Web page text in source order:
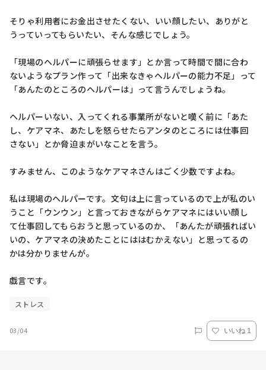
そりゃ利用者にお金出させたくない、いい顔したい、ありがと
うっていってもらいたい、そんな感じでしょう。
「現場のヘルパーに頑張らせます」とか言って時間で間に合わ
ないようなプラン作って「出来なきゃヘルパーの能力不足」って
「あんたのところのヘルパーは」って言うんでしょうね。
ヘルパーいない、入ってくれる事業所がないと嘆く前に「あた
し、ケアマネ、あたしを怒らせたらアンタのところには仕事回
さない」とか脅迫まがいなことを言う。
すみません、このようなケアマネさんはごく少数ですよね。
私は現場のヘルパーです。文句は上に言っているので上が私のい
うこと「ウンウン」と言っておきながらケアマネにはいい顔し
て仕事回してもらおうと思っているのか、「あんたが頑張ればい
いの、ケアマネの決めたことにははむかえない」と思ってるの
かは分かりませんが。
戯言です。
ストレス
03/04 いいね 1